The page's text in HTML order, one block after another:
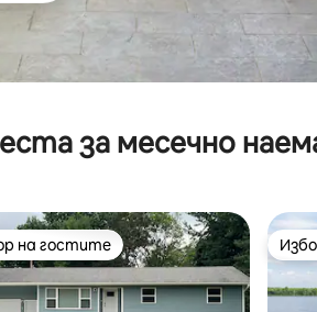
за месечно
избор на гостите
на гостите